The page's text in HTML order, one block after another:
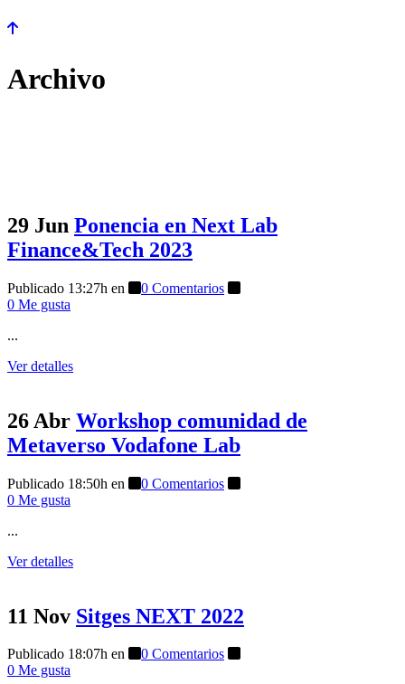
Archivo
29 Jun Ponencia en Next Lab
Finance&Tech 2023
Publicado 13:27h en
0 Comentarios
0 Me gusta
...
Ver detalles
26 Abr Workshop comunidad de
Metaverso Vodafone Lab
Publicado 18:50h en
0 Comentarios
0 Me gusta
...
Ver detalles
11 Nov Sitges NEXT 2022
Publicado 18:07h en
0 Comentarios
0 Me gusta